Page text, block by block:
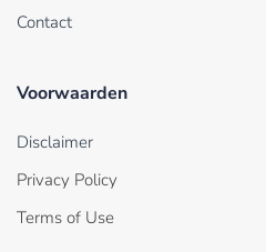
Contact
Voorwaarden
Disclaimer
Privacy Policy
Terms of Use